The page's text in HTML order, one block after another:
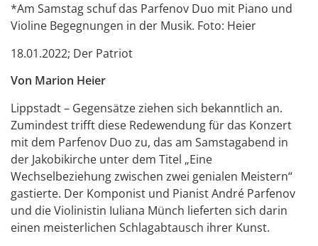
*Am Samstag schuf das Parfenov Duo mit Piano und
Violine Begegnungen in der Musik. Foto: Heier
18.01.2022; Der Patriot
Von Marion Heier
Lippstadt – Gegensätze ziehen sich bekanntlich an.
Zumindest trifft diese Redewendung für das Konzert
mit dem Parfenov Duo zu, das am Samstagabend in
der Jakobikirche unter dem Titel „Eine
Wechselbeziehung zwischen zwei genialen Meistern“
gastierte. Der Komponist und Pianist André Parfenov
und die Violinistin Iuliana Münch lieferten sich darin
einen meisterlichen Schlagabtausch ihrer Kunst.